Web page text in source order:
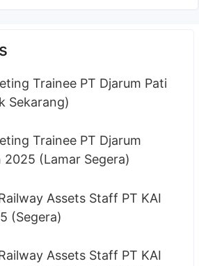
Trainee PT Djarum Pati
Sekarang)
Trainee PT Djarum
2025 (Lamar Segera)
Assets Staff PT KAI
(Segera)
Assets Staff PT KAI